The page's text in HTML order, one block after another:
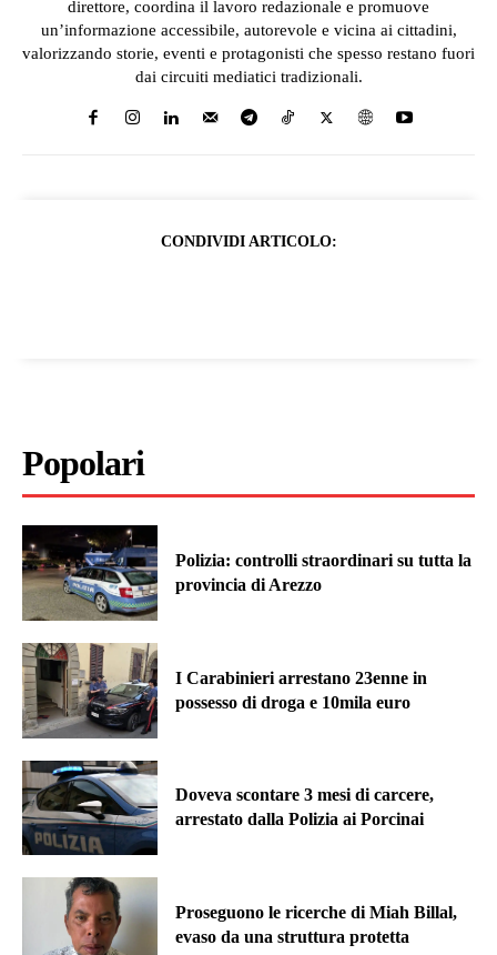
direttore, coordina il lavoro redazionale e promuove
un’informazione accessibile, autorevole e vicina ai cittadini,
valorizzando storie, eventi e protagonisti che spesso restano fuori
dai circuiti mediatici tradizionali.
CONDIVIDI ARTICOLO:
Popolari
Polizia: controlli straordinari su tutta la
provincia di Arezzo
I Carabinieri arrestano 23enne in
possesso di droga e 10mila euro
Doveva scontare 3 mesi di carcere,
arrestato dalla Polizia ai Porcinai
Proseguono le ricerche di Miah Billal,
evaso da una struttura protetta